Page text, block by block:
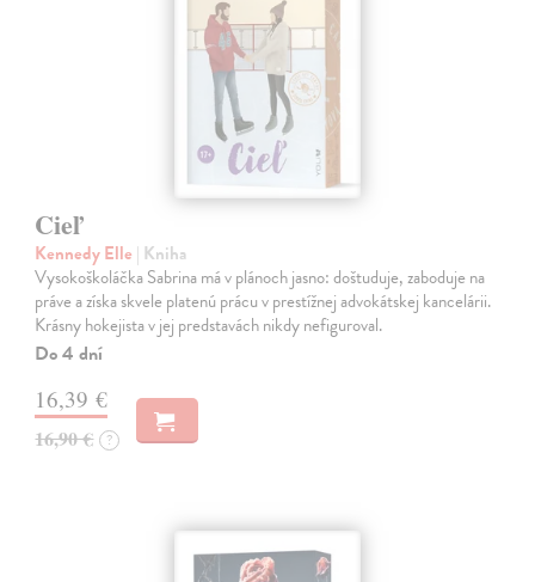
Cieľ
Kennedy Elle | Kniha
Vysokoškoláčka Sabrina má v plánoch jasno: doštuduje, zaboduje na
práve a získa skvele platenú prácu v prestížnej advokátskej kancelárii.
Krásny hokejista v jej predstavách nikdy nefiguroval.
Do 4 dní
16,39 €
16,90 € ?